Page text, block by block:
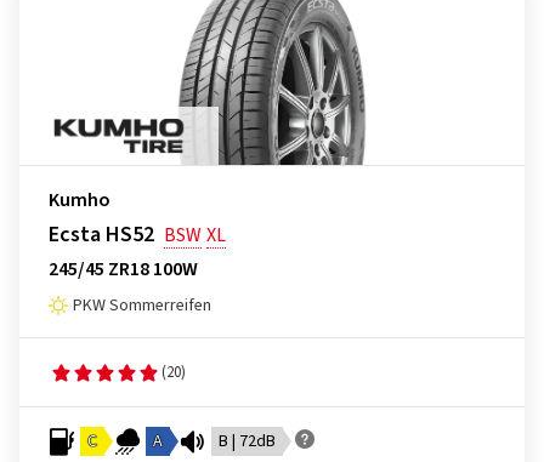
Kumho
Ecsta HS52 BSWXL
245/45 ZR18 100W
PKW Sommerreifen
(20)
C A B | 72dB